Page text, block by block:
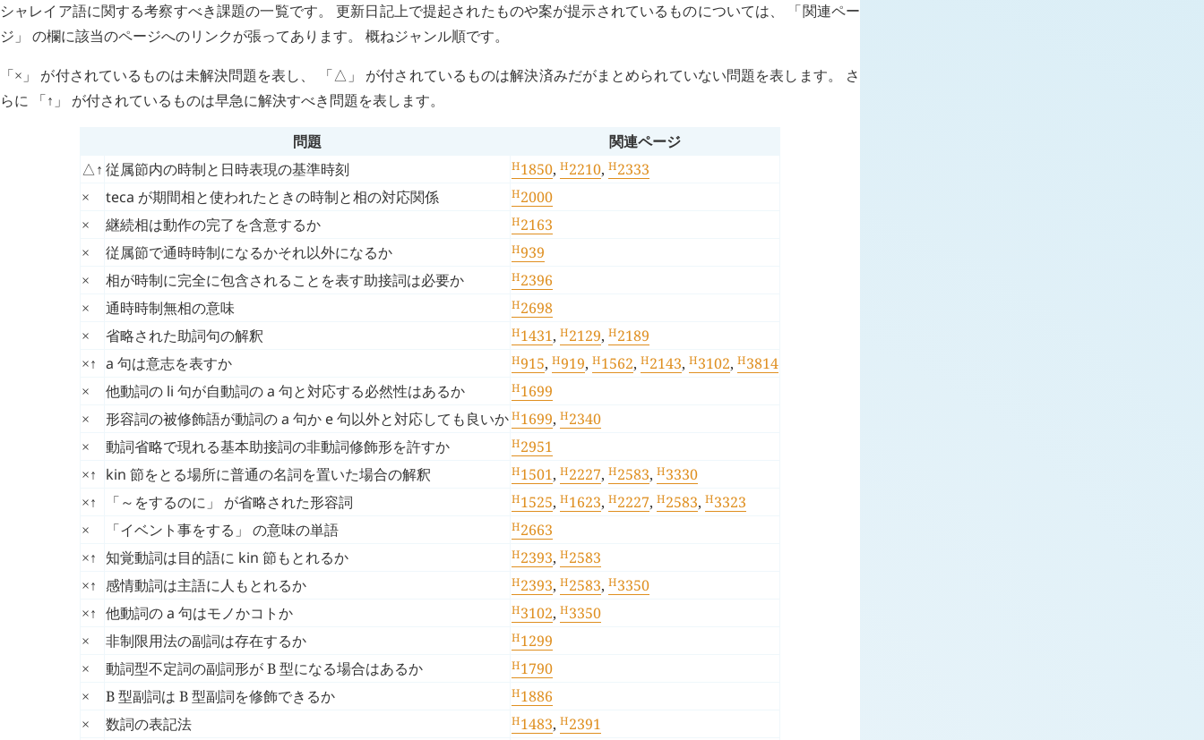
シャレイア語に関する考察すべき課題の一覧です。 更新日記上で提起されたものや案が提示されているものについては、 「関連ペー
ジ」 の欄に該当のページへのリンクが張ってあります。 概ねジャンル順です。
「× 」 が付されているものは未解決問題を表し、 「△ 」 が付されているものは解決済みだがまとめられていない問題を表します。 さ
らに 「↑」 が付されているものは早急に解決すべき問題を表します。
問題 関連ページ
△ ↑ 従属節内の時制と日時表現の基準時刻 H1850, H2210, H2333
× teca が期間相と使われたときの時制と相の対応関係 H2000
× 継続相は動作の完了を含意するか H2163
× 従属節で通時時制になるかそれ以外になるか H939
× 相が時制に完全に包含されることを表す助接詞は必要か H2396
× 通時時制無相の意味 H2698
× 省略された助詞句の解釈 H1431, H2129, H2189
×↑ a 句は意志を表すか H915, H919, H1562, H2143, H3102, H3814
× 他動詞の li 句が自動詞のa 句と対応する必然性はあるか H1699
× 形容詞の被修飾語が動詞のa 句か e句以外と対応しても良いかH1699, H2340
× 動詞省略で現れる基本助接詞の非動詞修飾形を許すか H2951
×↑ kin 節をとる場所に普通の名詞を置いた場合の解釈 H1501, H2227, H2583, H3330
×↑ 「～をするのに」 が省略された形容詞 H1525, H1623, H2227, H2583, H3323
× 「イベント事をする」 の意味の単語 H2663
×↑ 知覚動詞は目的語に kin 節もとれるか H2393, H2583
×↑ 感情動詞は主語に人もとれるか H2393, H2583, H3350
×↑ 他動詞のa 句はモノかコトか H3102, H3350
× 非制限用法の副詞は存在するか H1299
× 動詞型不定詞の副詞形が B 型になる場合はあるか H1790
× B 型副詞は B 型副詞を修飾できるか H1886
× 数詞の表記法 H1483, H2391